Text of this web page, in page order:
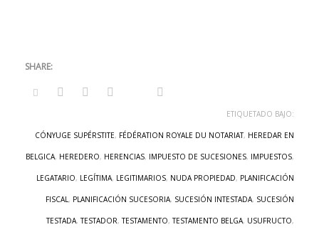
ETIQUETADO BAJO:
CÓNYUGE SUPÉRSTITE, FÉDÉRATION ROYALE DU NOTARIAT, HEREDAR EN
BELGICA, HEREDERO, HERENCIAS, IMPUESTO DE SUCESIONES, IMPUESTOS,
LEGATARIO, LEGÍTIMA, LEGITIMARIOS, NUDA PROPIEDAD, PLANIFICACIÓN
FISCAL, PLANIFICACIÓN SUCESORIA, SUCESIÓN INTESTADA, SUCESIÓN
TESTADA,TESTADOR,TESTAMENTO,TESTAMENTO BELGA, USUFRUCTO,